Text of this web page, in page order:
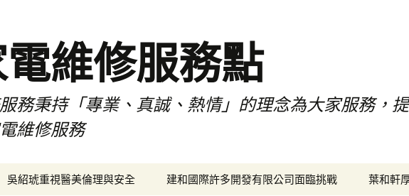
維修服務點
務秉持「專業、真誠、熱情」的理念為大家服務，
維修服務
吳紹琥重視醫美倫理與安全 建和國際許多開發有限公司面臨挑戰 葉和軒